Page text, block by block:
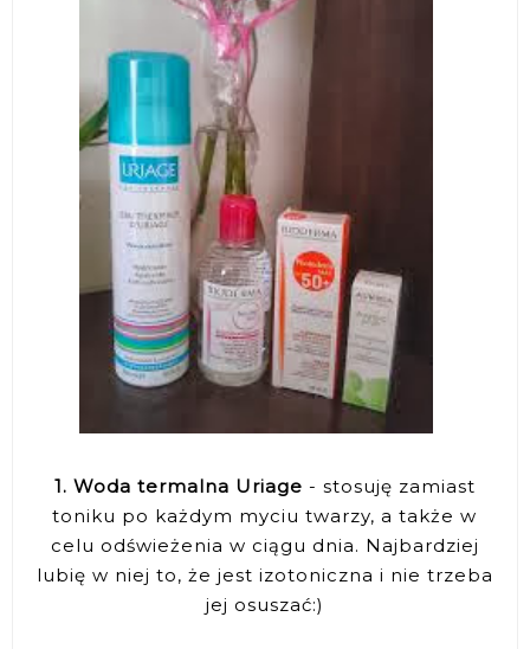
1. Woda termalna Uriage - stosuję zamiast
toniku po każdym myciu twarzy, a także w
celu odświeżenia w ciągu dnia. Najbardziej
lubię w niej to, że jest izotoniczna i nie trzeba
jej osuszać:)